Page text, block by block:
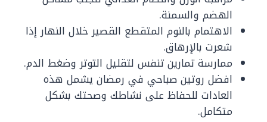
الهضم والسمنة.
الاهتمام بالنوم المتقطع القصير خلال النهار إذا
شعرت بالإرهاق.
ممارسة تمارين تنفس لتقليل التوتر وضغط الدم.
افضل روتين صباحي في رمضان يشمل هذه
العادات للحفاظ على نشاطك وصحتك بشكل
متكامل.